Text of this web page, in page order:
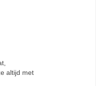
altijd met